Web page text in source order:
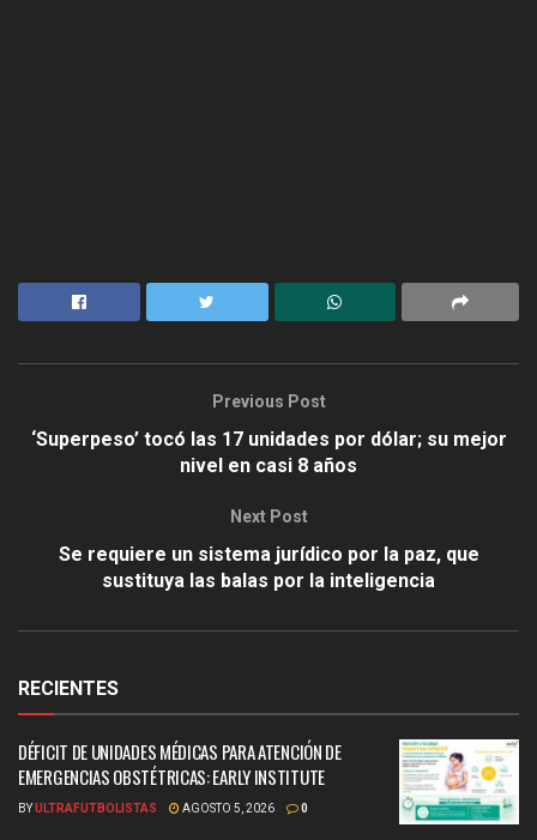
Previous Post
‘Superpeso’ tocó las 17 unidades por dólar; su mejor
nivel en casi 8 años
Next Post
Se requiere un sistema jurídico por la paz, que
sustituya las balas por la inteligencia
RECIENTES
DÉFICIT DE UNIDADES MÉDICAS PARA ATENCIÓN DE
EMERGENCIAS OBSTÉTRICAS: EARLY INSTITUTE
BYULTRAFUTBOLISTAS AGOSTO 5, 2026 0